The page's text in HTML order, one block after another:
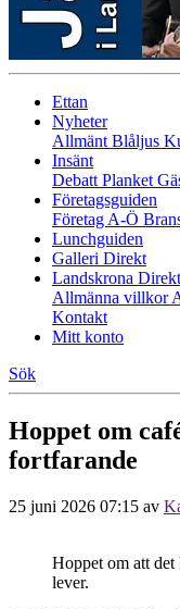
Ettan
Nyheter
Allmänt Blåljus
Insänt
Debatt Planket
Företagsguiden
Företag A-Ö
Lunchguiden
Galleri Direkt
Landskrona Direkt
Allmänna villkor
Kontakt
Mitt konto
Sök
Hoppet om
fortfarande
25 juni 2026 07:15 av
Hoppet om att det
lever.